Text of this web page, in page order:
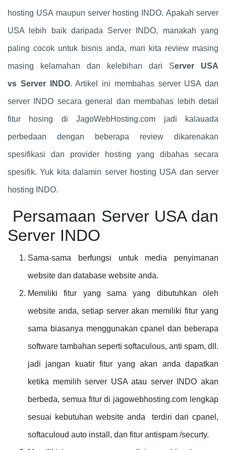
hosting USA maupun server hosting INDO. Apakah server
USA lebih baik daripada Server INDO, manakah yang
paling cocok untuk bisnis anda, mari kita review masing
masing kelamahan dan kelebihan dari Server USA
vs Server INDO. Artikel ini membahas server USA dan
server INDO secara general dan membahas lebih detail
fitur hosing di JagoWebHosting.com jadi kalauada
perbedaan dengan beberapa review dikarenakan
spesifikasi dan provider hosting yang dibahas secara
spesifik. Yuk kita dalamin server hosting USA dan server
hosting INDO.
Persamaan Server USA dan
Server INDO
Sama-sama berfungsi untuk media penyimanan
website dan database website anda.
Memiliki fitur yang sama yang dibutuhkan oleh
website anda, setiap server akan memiliki fitur yang
sama biasanya menggunakan cpanel dan beberapa
software tambahan seperti softaculous, anti spam, dll.
jadi jangan kuatir fitur yang akan anda dapatkan
ketika memilih server USA atau server INDO akan
berbeda, semua fitur di jagowebhosting.com lengkap
sesuai kebutuhan website anda terdiri dari cpanel,
softaculoud auto install, dan fitur antispam /securty.